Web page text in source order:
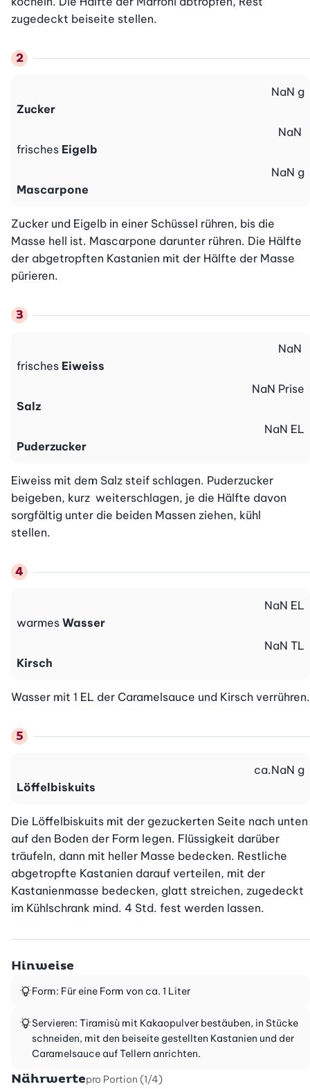
zugedeckt beiseite stellen.
Zucker
NaN g
frisches Eigelb
NaN
Mascarpone
NaN g
Zucker und Eigelb in einer Schüssel rühren, bis die
Masse hell ist. Mascarpone darunter rühren. Die Hälfte
der abgetropften Kastanien mit der Hälfte der Masse
pürieren.
frisches Eiweiss
NaN
Salz
NaN Prise
Puderzucker
NaN EL
Eiweiss mit dem Salz steif schlagen. Puderzucker
beigeben, kurz  weiterschlagen, je die Hälfte davon
sorgfältig unter die beiden Massen ziehen, kühl
stellen.
warmes Wasser
NaN EL
Kirsch
NaN TL
Wasser mit 1 EL der Caramelsauce und Kirsch verrühren.
Löffelbiskuits
ca.NaN g
Die Löffelbiskuits mit der gezuckerten Seite nach unten
auf den Boden der Form legen. Flüssigkeit darüber
träufeln, dann mit heller Masse bedecken. Restliche
abgetropfte Kastanien darauf verteilen, mit der
Kastanienmasse bedecken, glatt streichen, zugedeckt
im Kühlschrank mind. 4 Std. fest werden lassen.
Hinweise
Form: Für eine Form von ca. 1 Liter
Servieren: Tiramisù mit Kakaopulver bestäuben, in Stücke
schneiden, mit den beiseite gestellten Kastanien und der
Caramelsauce auf Tellern anrichten.
Nährwertepro Portion (1/4)